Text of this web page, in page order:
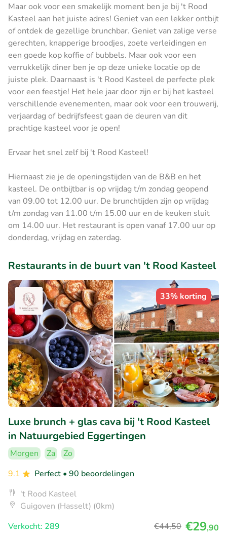
Maar ook voor een smakelijk moment ben je bij 't Rood
Kasteel aan het juiste adres! Geniet van een lekker ontbijt
of ontdek de gezellige brunchbar. Geniet van zalige verse
gerechten, knapperige broodjes, zoete verleidingen en
een goede kop koffie of bubbels. Maar ook voor een
verrukkelijk diner ben je op deze unieke locatie op de
juiste plek. Daarnaast is 't Rood Kasteel de perfecte plek
voor een feestje! Het hele jaar door zijn er bij het kasteel
verschillende evenementen, maar ook voor een trouwerij,
verjaardag of bedrijfsfeest gaan de deuren van dit
prachtige kasteel voor je open!
Ervaar het snel zelf bij 't Rood Kasteel!
Hiernaast zie je de openingstijden van de B&B en het
kasteel. De ontbijtbar is op vrijdag t/m zondag geopend
van 09.00 tot 12.00 uur. De brunchtijden zijn op vrijdag
t/m zondag van 11.00 t/m 15.00 uur en de keuken sluit
om 14.00 uur. Het restaurant is open vanaf 17.00 uur op
donderdag, vrijdag en zaterdag.
Restaurants in de buurt van 't Rood Kasteel
33% korting
Luxe brunch + glas cava bij 't Rood Kasteel
in Natuurgebied Eggertingen
Morgen Za
Zo
9.1
Perfect • 90 beoordelingen
't Rood Kasteel
Guigoven (Hasselt) (0km)
Verkocht: 289
€44,50 €29,90